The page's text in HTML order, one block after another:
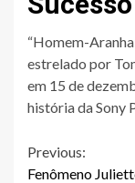
“Homem-
estrelado por
em 15 de
história da Sony
Continue
Previous:
Fenômeno